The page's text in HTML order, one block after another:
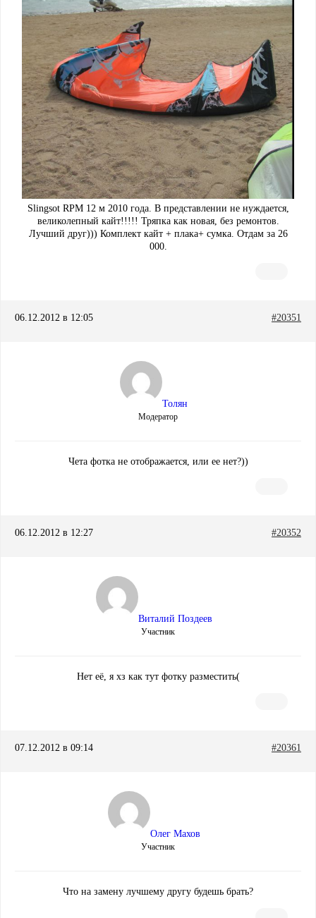
Slingsot RPM 12 м 2010 года. В представлении не нуждается,
великолепный кайт!!!!! Тряпка как новая, без ремонтов.
Лучший друг))) Комплект кайт + плака+ сумка. Отдам за 26
000.
06.12.2012 в 12:05 #20351
Толян
Модератор
Чета фотка не отображается, или ее нет?))
06.12.2012 в 12:27 #20352
Виталий Поздеев
Участник
Нет её, я хз как тут фотку разместить(
07.12.2012 в 09:14 #20361
Олег Махов
Участник
Что на замену лучшему другу будешь брать?